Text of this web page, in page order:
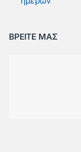
ΒΡΕΙΤΕ ΜΑΣ